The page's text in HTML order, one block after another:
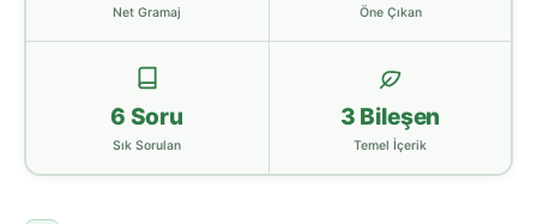
Net Gramaj Öne Çıkan
6 Soru
Sık Sorulan
3 Bileşen
Temel İçerik